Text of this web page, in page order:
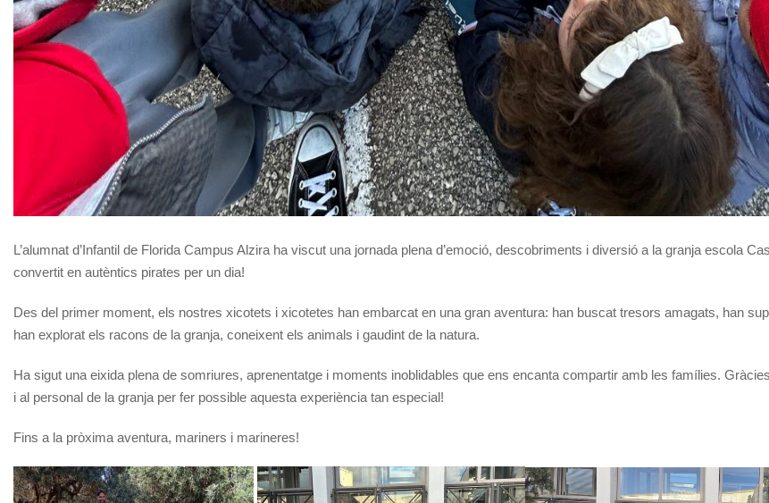
L’alumnat d’Infantil de Florida Campus Alzira ha viscut una jornada plena d’emoció, descobriments i diversió a la granja escola
convertit en autèntics pirates per un dia!
Des del primer moment, els nostres xicotets i xicotetes han embarcat en una gran aventura: han buscat tresors amagats, han
han explorat els racons de la granja, coneixent els animals i gaudint de la natura.
Ha sigut una eixida plena de somriures, aprenentatge i moments inoblidables que ens encanta compartir amb les famílies.
i al personal de la granja per fer possible aquesta experiència tan especial!
Fins a la pròxima aventura, mariners i marineres!